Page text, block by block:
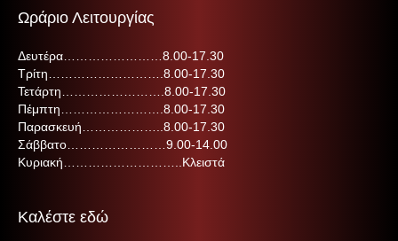
Ωράριο Λειτουργίας
Δευτέρα……………………8.00-17.30
Τρίτη……………………….8.00-17.30
Τετάρτη…………………….8.00-17.30
Πέμπτη…………………….8.00-17.30
Παρασκευή………………..8.00-17.30
Σάββατο……………………9.00-14.00
Κυριακή………………………..Κλειστά
Καλέστε εδώ